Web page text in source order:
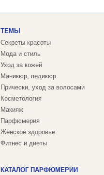
ТЕМЫ
Секреты красоты
Мода и стиль
Уход за кожей
Маникюр, педикюр
Прически, уход за волосами
Косметология
Макияж
Парфюмерия
Женское здоровье
Фитнес и диеты
КАТАЛОГ ПАРФЮМЕРИИ